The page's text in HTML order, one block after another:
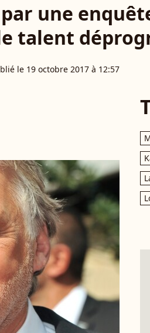
une
talent
le 19 octobre 2017 à 12:57